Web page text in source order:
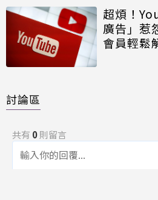
超煩！
廣告」惹
會員輕鬆
討論區
共有 0則留言